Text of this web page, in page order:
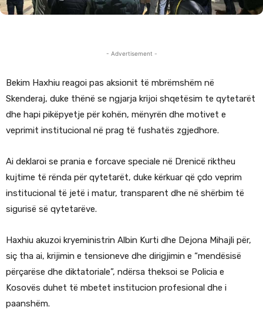
- Advertisement -
Bekim Haxhiu reagoi pas aksionit të mbrëmshëm në
Skenderaj, duke thënë se ngjarja krijoi shqetësim te qytetarët
dhe hapi pikëpyetje për kohën, mënyrën dhe motivet e
veprimit institucional në prag të fushatës zgjedhore.
Ai deklaroi se prania e forcave speciale në Drenicë riktheu
kujtime të rënda për qytetarët, duke kërkuar që çdo veprim
institucional të jetë i matur, transparent dhe në shërbim të
sigurisë së qytetarëve.
Haxhiu akuzoi kryeministrin Albin Kurti dhe Dejona Mihajli për,
siç tha ai, krijimin e tensioneve dhe dirigjimin e “mendësisë
përçarëse dhe diktatoriale”, ndërsa theksoi se Policia e
Kosovës duhet të mbetet institucion profesional dhe i
paanshëm.